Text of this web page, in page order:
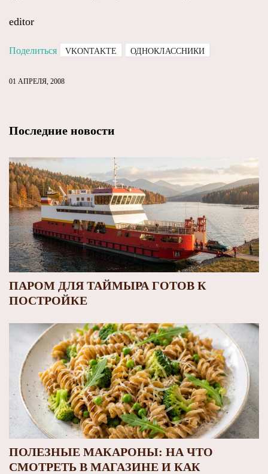
editor
Поделиться VKONTAKTE ОДНОКЛАССНИКИ
01 АПРЕЛЯ, 2008
Последние новости
ПАРОМ ДЛЯ ТАЙМЫРА ГОТОВ К
ПОСТРОЙКЕ
ПОЛЕЗНЫЕ МАКАРОНЫ: НА ЧТО
СМОТРЕТЬ В МАГАЗИНЕ И КАК